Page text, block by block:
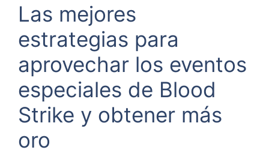
Las mejores
estrategias para
aprovechar los eventos
especiales de Blood
Strike y obtener más
oro